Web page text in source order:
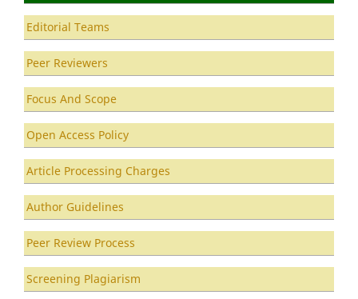
Editorial Teams
Peer Reviewers
Focus And Scope
Open Access Policy
Article Processing Charges
Author Guidelines
Peer Review Process
Screening Plagiarism